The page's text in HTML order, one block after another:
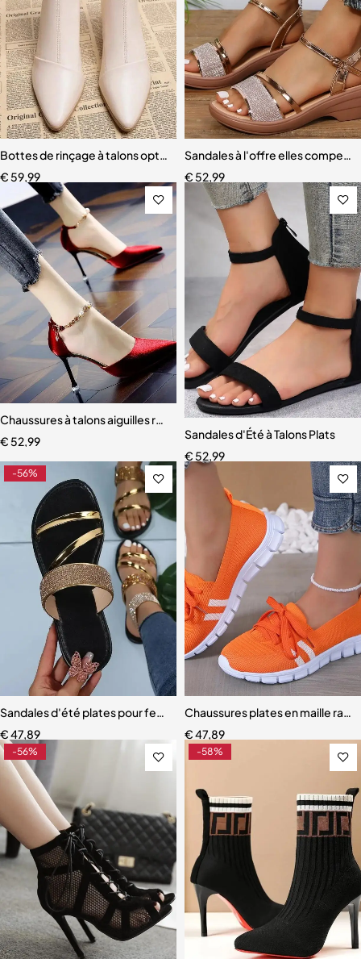
Bottes de rinçage à talons optiques pour femmes
€ 59,99
Sandales à l'offre elles
€ 52,99
Chaussures à talons aiguilles rouges pour femmes
€ 52,99
Sandales d'Été à Talons Plats
€ 52,99
-56%
Sandales d'été plates pour femmes
€47,89
Chaussures plates en maille
€47,89
-56% -58%